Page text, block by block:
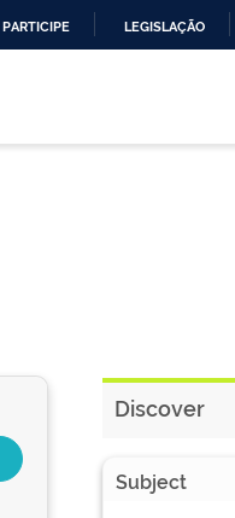
PARTICIPE LEGISLAÇÃO
Discover
Subject